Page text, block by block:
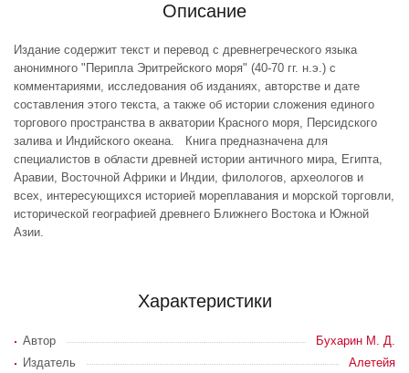
Описание
Издание содержит текст и перевод с древнегреческого языка
анонимного "Перипла Эритрейского моря" (40-70 гг. н.э.) с
комментариями, исследования об изданиях, авторстве и дате
составления этого текста, а также об истории сложения единого
торгового пространства в акватории Красного моря, Персидского
залива и Индийского океана. Книга предназначена для
специалистов в области древней истории античного мира, Египта,
Аравии, Восточной Африки и Индии, филологов, археологов и
всех, интересующихся историей мореплавания и морской торговли,
исторической географией древнего Ближнего Востока и Южной
Азии.
Характеристики
Автор
Бухарин М. Д.
Издатель
Алетейя